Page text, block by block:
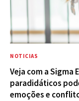
NOTICIAS
Veja com a Sigma
paradidáticos
emoções e